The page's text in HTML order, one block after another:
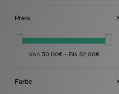
EA7 Emporio Armani
Fila(2)
Jordan(3)
Lacoste
Preis
Farbe